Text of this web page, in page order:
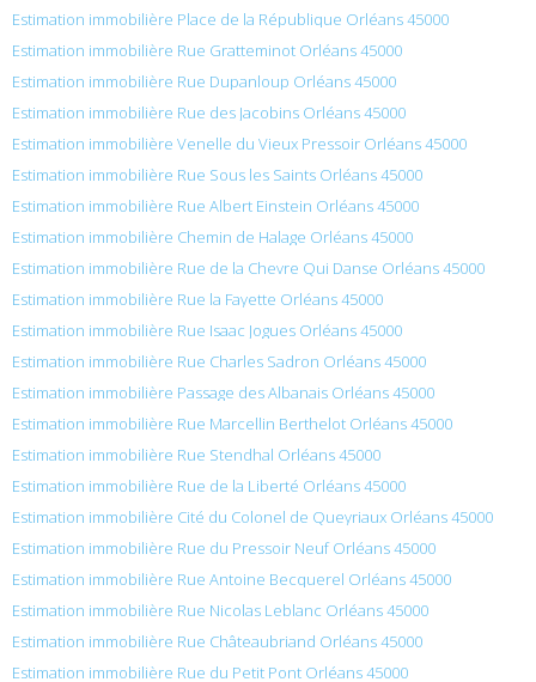
Estimation immobilière Place de la République Orléans 45000
Estimation immobilière Rue Gratteminot Orléans 45000
Estimation immobilière Rue Dupanloup Orléans 45000
Estimation immobilière Rue des Jacobins Orléans 45000
Estimation immobilière Venelle du Vieux Pressoir Orléans 45000
Estimation immobilière Rue Sous les Saints Orléans 45000
Estimation immobilière Rue Albert Einstein Orléans 45000
Estimation immobilière Chemin de Halage Orléans 45000
Estimation immobilière Rue de la Chevre Qui Danse Orléans 45000
Estimation immobilière Rue la Fayette Orléans 45000
Estimation immobilière Rue Isaac Jogues Orléans 45000
Estimation immobilière Rue Charles Sadron Orléans 45000
Estimation immobilière Passage des Albanais Orléans 45000
Estimation immobilière Rue Marcellin Berthelot Orléans 45000
Estimation immobilière Rue Stendhal Orléans 45000
Estimation immobilière Rue de la Liberté Orléans 45000
Estimation immobilière Cité du Colonel de Queyriaux Orléans 45000
Estimation immobilière Rue du Pressoir Neuf Orléans 45000
Estimation immobilière Rue Antoine Becquerel Orléans 45000
Estimation immobilière Rue Nicolas Leblanc Orléans 45000
Estimation immobilière Rue Châteaubriand Orléans 45000
Estimation immobilière Rue du Petit Pont Orléans 45000